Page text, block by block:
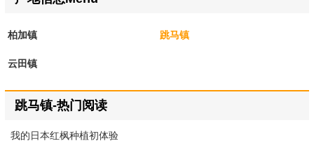
柏加镇 跳马镇
云田镇
跳马镇-热门阅读
我的日本红枫种植初体验